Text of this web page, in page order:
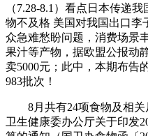
（7.28-8.1）看点日本传递
物不及格 美国对我国出口李
众急难愁盼问题，消费场景
果汁等产物，据欧盟公报动
卖5000元；此中，本期布告
983批次！
8月共有24项食物及相关
卫生健康委办公厅关于印发